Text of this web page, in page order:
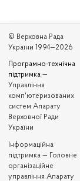
© Верховна Рада
України 1994—2026
Програмно-технічна
підтримка —
Управління
комп'ютеризованих
систем Апарату
Верховної Ради
України
Iнформаційна
підтримка — Головне
організаційне
управління Апарату